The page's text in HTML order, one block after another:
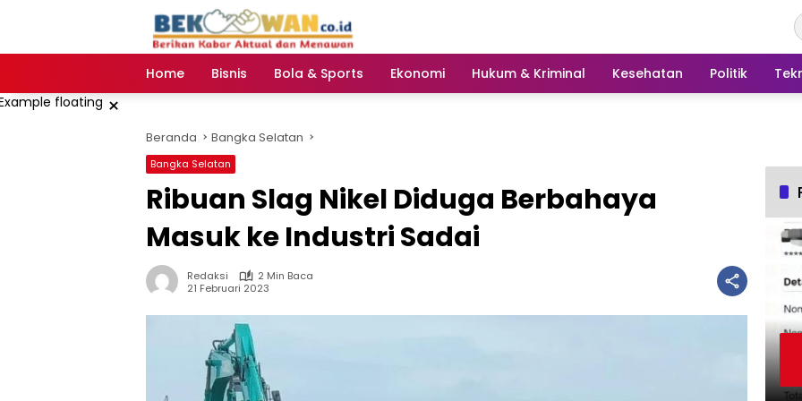
Home
Bisnis Bola & Sports Ekonomi Hukum & Kriminal Kesehatan Politik
×
Beranda Bangka Selatan
Bangka Selatan
Ribuan Slag Nikel Diduga Berbahaya
Masuk ke Industri Sadai
Redaksi
2 Min Baca
21 Februari 2023